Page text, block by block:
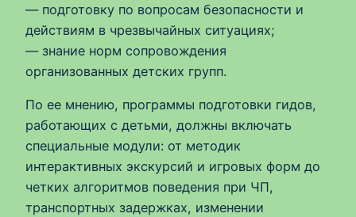
— подготовку по вопросам безопасности и
действиям в чрезвычайных ситуациях;
— знание норм сопровождения
организованных детских групп.
По ее мнению, программы подготовки гидов,
работающих с детьми, должны включать
специальные модули: от методик
интерактивных экскурсий и игровых форм до
четких алгоритмов поведения при ЧП,
транспортных задержках, изменении